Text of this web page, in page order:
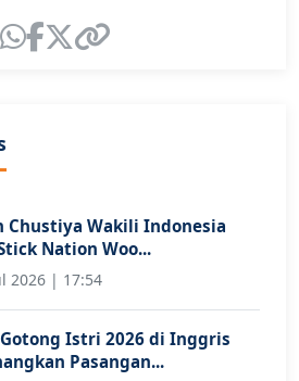
Chustiya Wakili Indonesia
Nation Woo...
2026 | 17:54
Istri 2026 di Inggris
Pasangan...